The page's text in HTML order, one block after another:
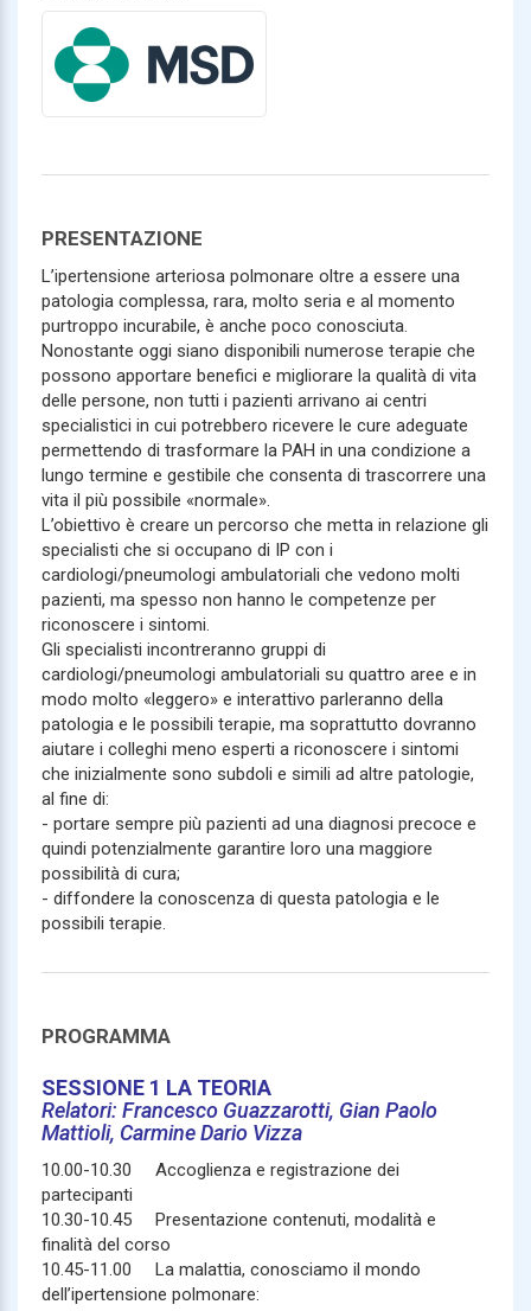
PRESENTAZIONE
L’ipertensione arteriosa polmonare oltre a essere una
patologia complessa, rara, molto seria e al momento
purtroppo incurabile, è anche poco conosciuta.
Nonostante oggi siano disponibili numerose terapie che
possono apportare benefici e migliorare la qualità di vita
delle persone, non tutti i pazienti arrivano ai centri
specialistici in cui potrebbero ricevere le cure adeguate
permettendo di trasformare la PAH in una condizione a
lungo termine e gestibile che consenta di trascorrere una
vita il più possibile «normale».
L’obiettivo è creare un percorso che metta in relazione gli
specialisti che si occupano di IP con i
cardiologi/pneumologi ambulatoriali che vedono molti
pazienti, ma spesso non hanno le competenze per
riconoscere i sintomi.
Gli specialisti incontreranno gruppi di
cardiologi/pneumologi ambulatoriali su quattro aree e in
modo molto «leggero» e interattivo parleranno della
patologia e le possibili terapie, ma soprattutto dovranno
aiutare i colleghi meno esperti a riconoscere i sintomi
che inizialmente sono subdoli e simili ad altre patologie,
al fine di:
- portare sempre più pazienti ad una diagnosi precoce e
quindi potenzialmente garantire loro una maggiore
possibilità di cura;
- diffondere la conoscenza di questa patologia e le
possibili terapie.
PROGRAMMA
SESSIONE 1 LA TEORIA
Relatori: Francesco Guazzarotti, Gian Paolo
Mattioli, Carmine Dario Vizza
10.00-10.30 Accoglienza e registrazione dei
partecipanti
10.30-10.45 Presentazione contenuti, modalità e
finalità del corso
10.45-11.00 La malattia, conosciamo il mondo
dell’ipertensione polmonare: